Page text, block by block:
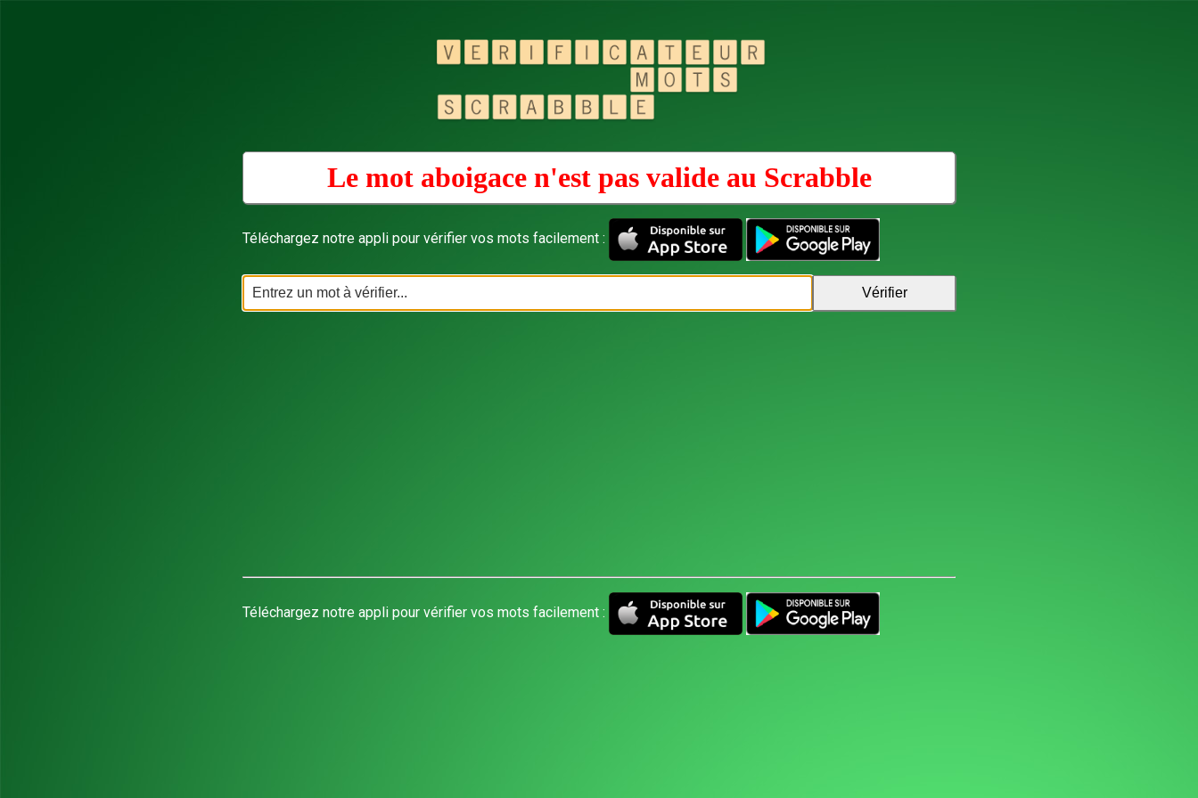
Le mot aboigace n'est pas valide au Scrabble
Téléchargez notre appli pour vérifier vos mots facilement :
Téléchargez notre appli pour vérifier vos mots facilement :